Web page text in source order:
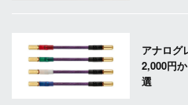
アナログ
2,000円
選